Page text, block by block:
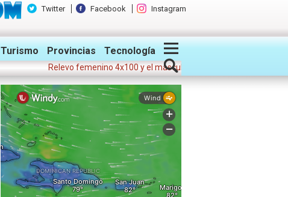
Twitter Facebook Instagram
Turismo Provincias Tecnología
Relevo femenino 4x100 y el masculino dan medallas de oro a RD